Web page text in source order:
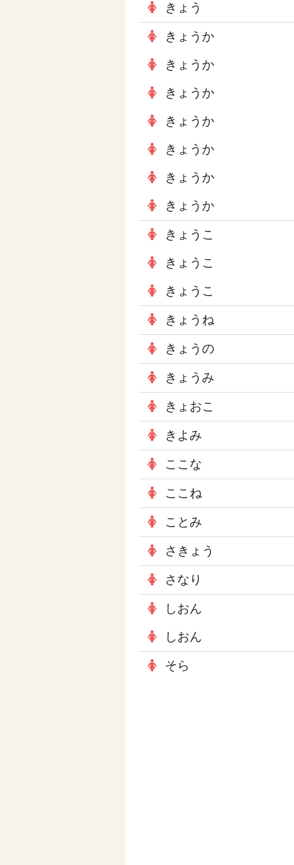
きょう
きょうか
きょうか
きょうか
きょうか
きょうか
きょうか
きょうか
きょうこ
きょうこ
きょうこ
きょうね
きょうの
きょうみ
きょおこ
きよみ
ここな
ここね
ことみ
さきょう
さなり
しおん
しおん
そら